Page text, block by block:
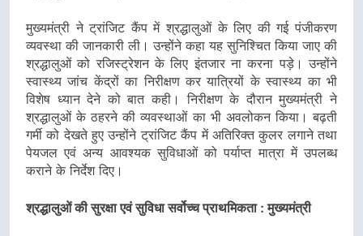
मुख्यमंत्री ने ट्रांजिट कैंप में श्रद्धालुओं के लिए की गई पंजीकरण
व्यवस्था की जानकारी ली। उन्होंने कहा यह सुनिश्चित किया जाए की
श्रद्धालुओं को रजिस्ट्रेशन के लिए इंतजार ना करना पड़े। उन्होंने
स्वास्थ्य जांच केंद्रों का निरीक्षण कर यात्रियों के स्वास्थ्य का भी
विशेष ध्यान देने को बात कही। निरीक्षण के दौरान मुख्यमंत्री ने
श्रद्धालुओं के ठहरने की व्यवस्थाओं का भी अवलोकन किया। बढ़ती
गर्मी को देखते हुए उन्होंने ट्रांजिट कैंप में अतिरिक्त कुलर लगाने तथा
पेयजल एवं अन्य आवश्यक सुविधाओं को पर्याप्त मात्रा में उपलब्ध
कराने के निर्देश दिए।
श्रद्धालुओं की सुरक्षा एवं सुविधा सर्वोच्च प्राथमिकता : मुख्यमंत्री